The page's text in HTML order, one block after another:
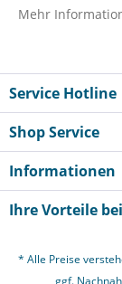
für
kommunale
Maschinen- und
Abläufe. Im
erweitertem
Mehr
Service Hotline
Shop Service
Informationen
Ihre Vorteile
* Alle Preise
ggf.